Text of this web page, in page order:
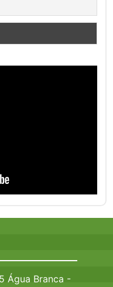
Água Branca -